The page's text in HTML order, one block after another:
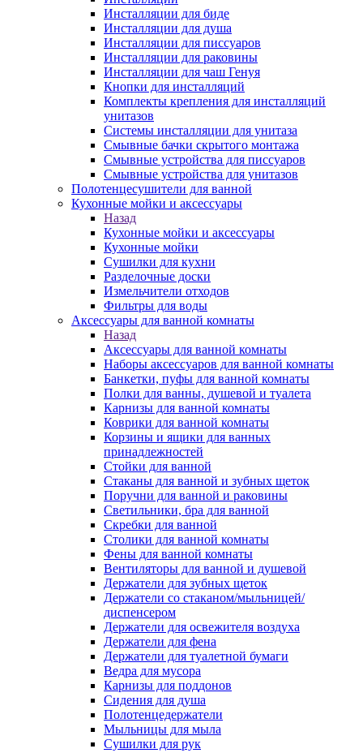
Инсталляции для биде
Инсталляции для душа
Инсталляции для писсуаров
Инсталляции для раковины
Инсталляции для чаш Генуя
Кнопки для инсталляций
Комплекты крепления для инсталляций
унитазов
Системы инсталляции для унитаза
Смывные бачки скрытого монтажа
Смывные устройства для писсуаров
Смывные устройства для унитазов
Полотенцесушители для ванной
Кухонные мойки и аксессуары
Назад
Кухонные мойки и аксессуары
Кухонные мойки
Сушилки для кухни
Разделочные доски
Измельчители отходов
Фильтры для воды
Аксессуары для ванной комнаты
Назад
Аксессуары для ванной комнаты
Наборы аксессуаров для ванной комнаты
Банкетки, пуфы для ванной комнаты
Полки для ванны, душевой и туалета
Карнизы для ванной комнаты
Коврики для ванной комнаты
Корзины и ящики для ванных
принадлежностей
Стойки для ванной
Стаканы для ванной и зубных щеток
Поручни для ванной и раковины
Светильники, бра для ванной
Скребки для ванной
Столики для ванной комнаты
Фены для ванной комнаты
Вентиляторы для ванной и душевой
Держатели для зубных щеток
Держатели со стаканом/мыльницей/
диспенсером
Держатели для освежителя воздуха
Держатели для фена
Держатели для туалетной бумаги
Ведра для мусора
Карнизы для поддонов
Сидения для душа
Полотенцедержатели
Мыльницы для мыла
Сушилки для рук